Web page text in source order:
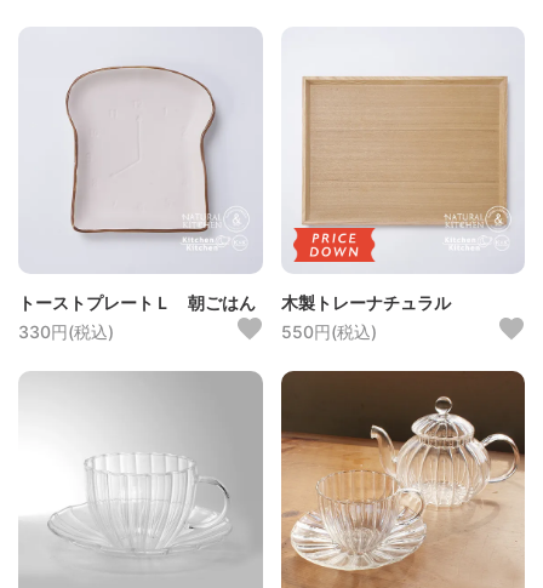
トーストプレートＬ 朝ごはん
330円(税込)
木製トレーナチュラル
550円(税込)